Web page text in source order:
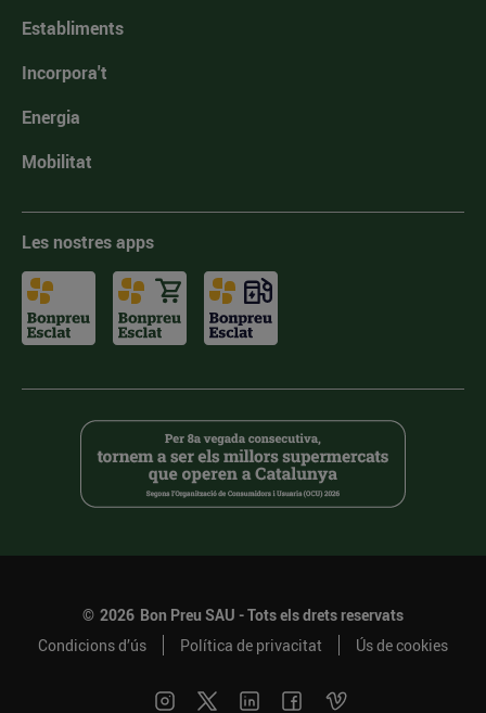
Establiments
Incorpora't
Energia
Mobilitat
Les nostres apps
© 2026 Bon Preu SAU - Tots els drets reservats
Condicions d’ús
Política de privacitat Ús de cookies